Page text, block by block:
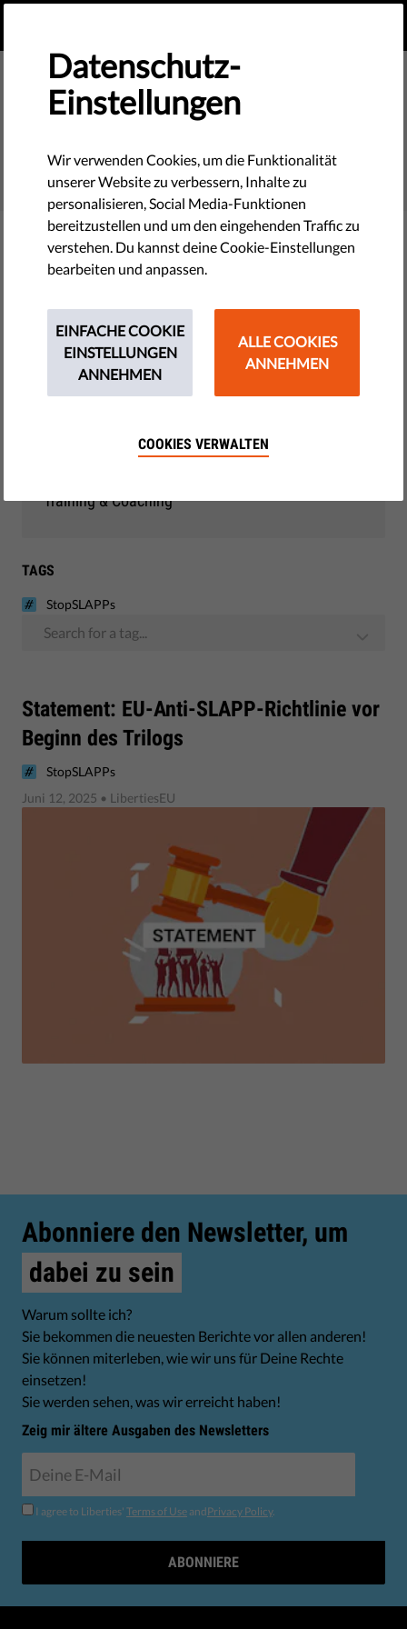
Filter
THEMES
EU-Beobachtung
Training & Coaching
TAGS
StopSLAPPs
Search for a tag...
Statement: EU-Anti-SLAPP-Richtlinie vor
Beginn des Trilogs
StopSLAPPs
Juni 12, 2025 • LibertiesEU
Abonniere den Newsletter, um
dabei zu sein
Warum sollte ich?
Sie bekommen die neuesten Berichte vor allen anderen!
Sie können miterleben, wie wir uns für Deine Rechte
einsetzen!
Sie werden sehen, was wir erreicht haben!
Zeig mir ältere Ausgaben des Newsletters
I agree to Liberties' Terms of Use andPrivacy Policy.
ABONNIERE
Datenschutz-
Einstellungen
Wir verwenden Cookies, um die Funktionalität
unserer Website zu verbessern, Inhalte zu
personalisieren, Social Media-Funktionen
bereitzustellen und um den eingehenden Traffic zu
verstehen. Du kannst deine Cookie-Einstellungen
bearbeiten und anpassen.
EINFACHE COOKIE
EINSTELLUNGEN
ANNEHMEN
ALLE COOKIES
ANNEHMEN
COOKIES VERWALTEN